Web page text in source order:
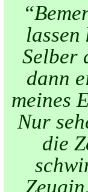
“
lassen
Selber
dann
meines
Nur
die